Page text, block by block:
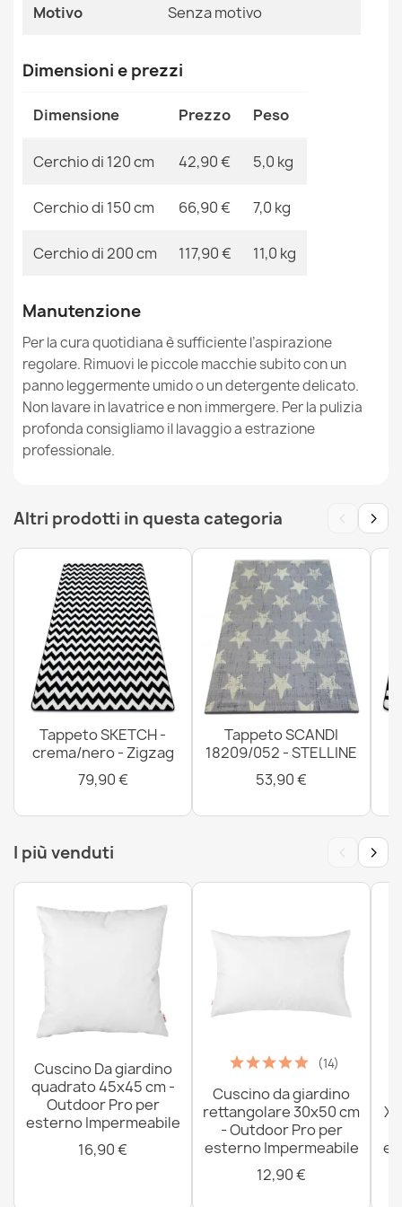
Tappeto SOFTY cerchio un colore blu scuro
Tappeto SOFTY cerchio un colore crema
42,90 €
Tappeto SOFTY cerchio un colore nero
Tappeto SOFTY cerchio un colore beige
42,90 €
MPN Kabis_17972
Motivo Senza motivo
Dimensioni e prezzi
Dimensione Prezzo Peso
Cerchio di 120 cm 42,90 € 5,0 kg
Cerchio di 150 cm 66,90 € 7,0 kg
Cerchio di 200 cm 117,90 € 11,0 kg
Manutenzione
Per la cura quotidiana è sufficiente l’aspirazione
regolare. Rimuovi le piccole macchie subito con un
panno leggermente umido o un detergente delicato.
Non lavare in lavatrice e non immergere. Per la pulizia
profonda consigliamo il lavaggio a estrazione
professionale.
Altri prodotti in questa categoria ‹ ›
Tappeto SKETCH -
crema/nero - Zigzag
79,90 €
Tappeto SCANDI
18209/052 - STELLINE
53,90 €
I più venduti ‹ ›
Cuscino Da giardino
quadrato 45x45 cm -
Outdoor Pro per
esterno Impermeabile
16,90 €
(14)
Cuscino da giardino
rettangolare 30x50 cm
- Outdoor Pro per
esterno Impermeabile
12,90 €